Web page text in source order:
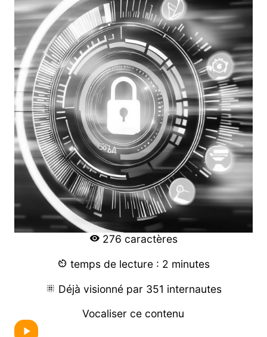
276 caractères
temps de lecture : 2 minutes
Déjà visionné par 351 internautes
Vocaliser ce contenu